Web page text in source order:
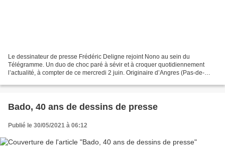
Le dessinateur de presse Frédéric Deligne rejoint Nono au sein du
Télégramme. Un duo de choc paré à sévir et à croquer quotidiennement
l’actualité, à compter de ce mercredi 2 juin. Originaire d’Angres (Pas-de-
Bado, 40 ans de dessins de presse
Publié le 30/05/2021 à 06:12